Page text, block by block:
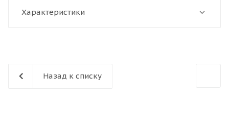
Характеристики
Назад к списку